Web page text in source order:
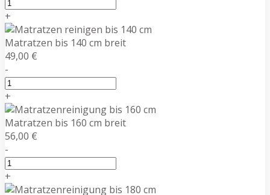
+
Matratzen bis 140 cm breit
49,00 €
-
+
Matratzen bis 160 cm breit
56,00 €
-
+